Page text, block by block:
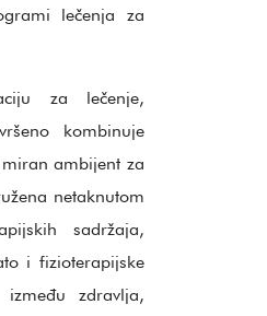
lečenja za
za lečenje,
kombinuje
ambijent za
netaknutom
sadržaja,
i fizioterapijske
zdravlja,